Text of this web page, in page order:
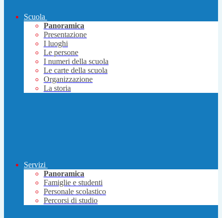
Scuola
Panoramica
Presentazione
I luoghi
Le persone
I numeri della scuola
Le carte della scuola
Organizzazione
La storia
Servizi
Panoramica
Famiglie e studenti
Personale scolastico
Percorsi di studio